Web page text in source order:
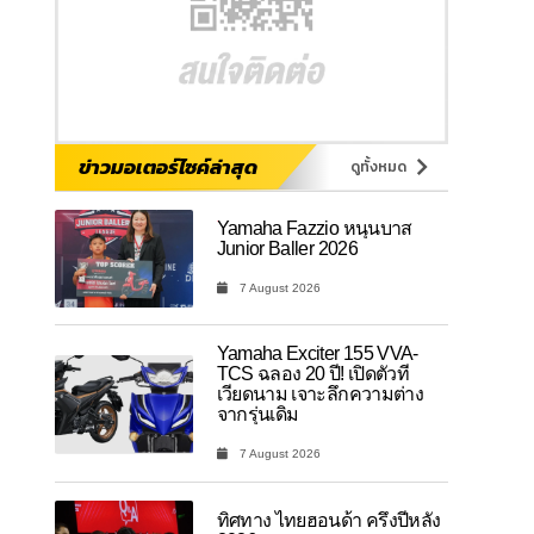
ข่าวมอเตอร์ไซค์ล่าสุด ดูทั้งหมด
Yamaha Fazzio หนุนบาส
Junior Baller 2026
7 August 2026
Yamaha Exciter 155 VVA-
TCS ฉลอง 20 ปี! เปิดตัวที่
เวียดนาม เจาะลึกความต่าง
จากรุ่นเดิม
7 August 2026
ทิศทาง ไทยฮอนด้า ครึ่งปีหลัง